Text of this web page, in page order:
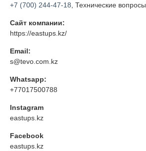
+7 (700) 244-47-18 , Технические вопросы
Сайт компании:
https://eastups.kz/
Email:
s@tevo.com.kz
Whatsapp:
+77017500788
Instagram
eastups.kz
Facebook
eastups.kz